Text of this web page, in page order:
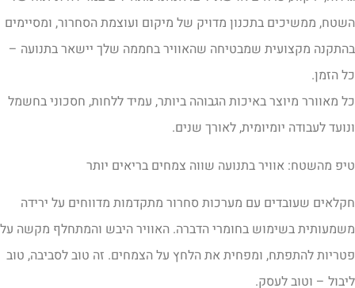
ממשיכים בתכנון מדויק של מיקום ועוצמת הסחרור, ומסיימים
מקצועית שמבטיחה שהאוויר בחממה שלך יישאר בתנועה –
הזמן.
מאוורר מיוצר באיכות הגבוהה ביותר, עמיד ללחות, חסכוני בחשמל
לעבודה יומיומית, לאורך שנים.
מהשטח: אוויר בתנועה שווה צמחים בריאים יותר
שעובדים עם מערכות סחרור מתקדמות מדווחים על ירידה
בשימוש בחומרי הדברה. האוויר היבש והמתחלף מקשה על
להתפתח, ומפחית את הלחץ על הצמחים. זה טוב לסביבה, טוב
– וטוב לעסק.